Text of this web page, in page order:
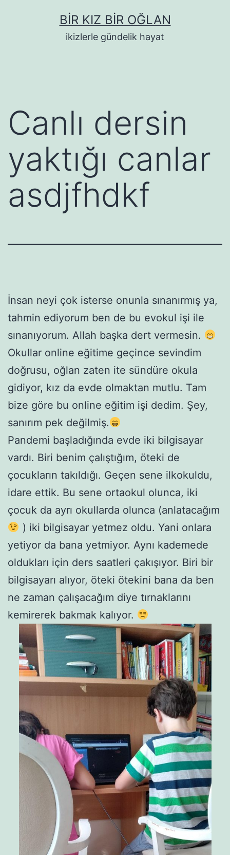
BIR KIZ BIR OĞLAN
ikizlerle gündelik hayat
Canlı dersin
yaktığı canlar
asdjfhdkf
İnsan neyi çok isterse onunla sınanırmış ya,
tahmin ediyorum ben de bu evokul işi ile
sınanıyorum. Allah başka dert vermesin.
Okullar online eğitime geçince sevindim
doğrusu, oğlan zaten ite sündüre okula
gidiyor, kız da evde olmaktan mutlu. Tam
bize göre bu online eğitim işi dedim. Şey,
sanırım pek değilmiş.
Pandemi başladığında evde iki bilgisayar
vardı. Biri benim çalıştığım, öteki de
çocukların takıldığı. Geçen sene ilkokuldu,
idare ettik. Bu sene ortaokul olunca, iki
çocuk da ayrı okullarda olunca (anlatacağım
) iki bilgisayar yetmez oldu. Yani onlara
yetiyor da bana yetmiyor. Aynı kademede
oldukları için ders saatleri çakışıyor. Biri bir
bilgisayarı alıyor, öteki ötekini bana da ben
ne zaman çalışacağım diye tırnaklarını
kemirerek bakmak kalıyor.